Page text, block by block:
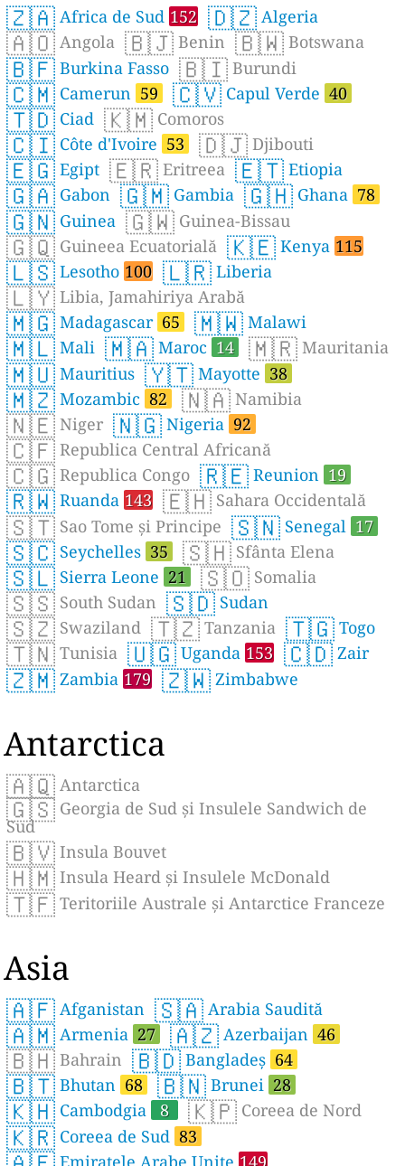
🇿🇦 Africa de Sud 152 🇩🇿 Algeria
🇦🇴 Angola 🇧🇯 Benin 🇧🇼 Botswana
🇧🇫 Burkina Fasso 🇧🇮 Burundi
🇨🇲 Camerun 59 🇨🇻 Capul Verde 40
🇹🇩 Ciad 🇰🇲 Comoros
🇨🇮 Côte d'Ivoire 53 🇩🇯 Djibouti
🇪🇬 Egipt 🇪🇷 Eritreea 🇪🇹 Etiopia
🇬🇦 Gabon 🇬🇲 Gambia 🇬🇭 Ghana 78
🇬🇳 Guinea 🇬🇼 Guinea-Bissau
🇬🇶 Guineea Ecuatorială 🇰🇪 Kenya 115
🇱🇸 Lesotho 100 🇱🇷 Liberia
🇱🇾 Libia, Jamahiriya Arabă
🇲🇬 Madagascar 65 🇲🇼 Malawi
🇲🇱 Mali 🇲🇦 Maroc 14 🇲🇷 Mauritania
🇲🇺 Mauritius 🇾🇹 Mayotte 38
🇲🇿 Mozambic 82 🇳🇦 Namibia
🇳🇪 Niger 🇳🇬 Nigeria 92
🇨🇫 Republica Central Africană
🇨🇬 Republica Congo 🇷🇪 Reunion 19
🇷🇼 Ruanda 143 🇪🇭 Sahara Occidentală
🇸🇹 Sao Tome și Principe 🇸🇳 Senegal 17
🇸🇨 Seychelles 35 🇸🇭 Sfânta Elena
🇸🇱 Sierra Leone 21 🇸🇴 Somalia
🇸🇸 South Sudan 🇸🇩 Sudan
🇸🇿 Swaziland 🇹🇿 Tanzania 🇹🇬 Togo
🇹🇳 Tunisia 🇺🇬 Uganda 153 🇨🇩 Zair
🇿🇲 Zambia 179 🇿🇼 Zimbabwe
Antarctica
🇦🇶 Antarctica
🇬🇸 Georgia de Sud și Insulele Sandwich de
Sud
🇧🇻 Insula Bouvet
🇭🇲 Insula Heard și Insulele McDonald
🇹🇫 Teritoriile Australe și Antarctice Franceze
Asia
🇦🇫 Afganistan 🇸🇦 Arabia Saudită
🇦🇲 Armenia 27 🇦🇿 Azerbaijan 46
🇧🇭 Bahrain 🇧🇩 Bangladeș 64
🇧🇹 Bhutan 68 🇧🇳 Brunei 28
🇰🇭 Cambodgia 8 🇰🇵 Coreea de Nord
🇰🇷 Coreea de Sud 83
Emiratele Arabe Unite 149